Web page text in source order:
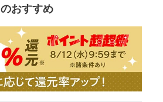
のおすすめ